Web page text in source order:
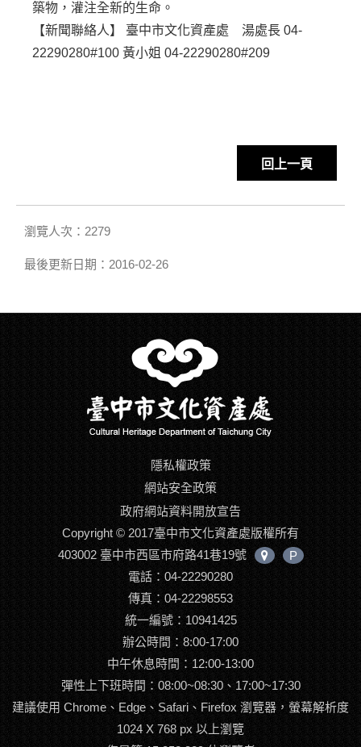
築物，灌注全新的生命。
【新聞聯絡人】 臺中市文化資產處 湯處長 04-
22290280#100 黃小姐 04-22290280#209
回上一頁
瀏覽人次：2279
最後更新日期：2016-02-26
隱私權政策
網站安全政策
政府網站資料開放宣告
Copyright © 2017臺中市文化資產處版權所有
403002 臺中市西區市府路41巷19號
中
P
電話：04-22290280
傳真：04-22298553
統一編號：10941425
辦公時間：8:00-17:00
中午休息時間：12:00-13:00
彈性上下班時間：08:00~08:30、17:00~17:30
建議使用 Chrome、Edge、Safari、Firefox 瀏覽器，螢幕解析度
1024 X 768 px 以上瀏覽